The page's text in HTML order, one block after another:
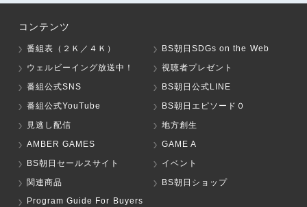
コンテンツ
番組表（２Ｋ／４Ｋ）
BS朝日SDGs on the Web
ウェルビーイング放送中！
視聴者プレゼント
番組公式SNS
BS朝日公式LINE
番組公式YouTube
BS朝日エピソード０
見逃し配信
地方創生
AMBER GAMES
GAME A
BS朝日セールスサイト
イベント
関連商品
BS朝日ショップ
Program Guide For Buyers